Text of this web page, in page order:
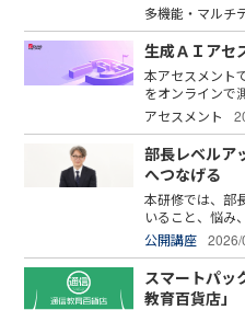
多機能・マルチ
生成ＡＩアセ
本アセスメント
をオンラインで
アセスメント
部長レベルア
へつなげる
本研修では、部
いること、悩み
公開講座 2026/
スマートパッ
教育百貨店」